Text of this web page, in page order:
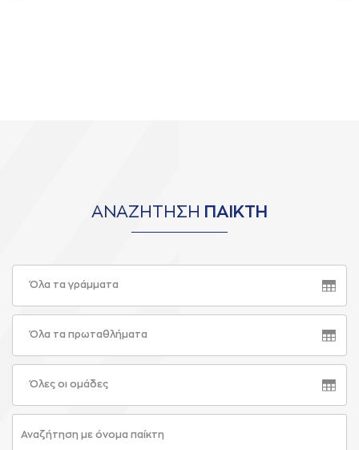
ΑΝΑΖΗΤΗΣΗ ΠΑΙΚΤΗ
Όλα τα γράμματα
Όλα τα πρωταθλήματα
Όλες οι ομάδες